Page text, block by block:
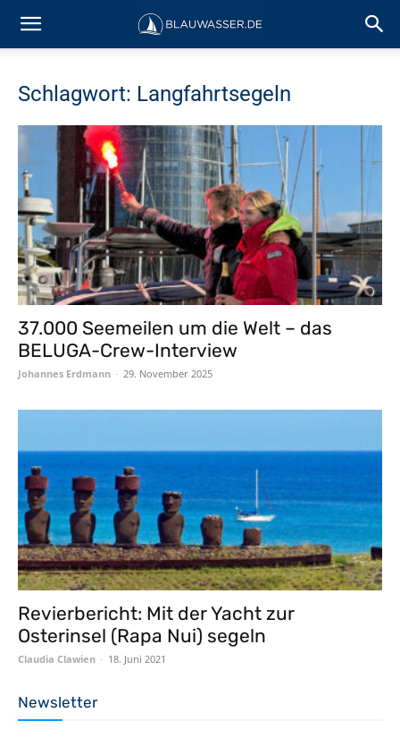
Schlagwort: Langfahrtsegeln
37.000 Seemeilen um die Welt – das
BELUGA-Crew-Interview
Johannes Erdmann - 29. November 2025
Revierbericht: Mit der Yacht zur
Osterinsel (Rapa Nui) segeln
Claudia Clawien - 18. Juni 2021
Newsletter